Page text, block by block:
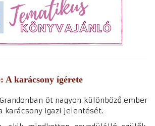
A karácsony ígérete
öt nagyon különböző ember
karácsony igazi jelentését.